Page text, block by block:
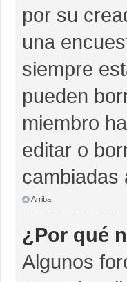
por su
una
siempre
pueden
miembro
editar o
cambiadas
Arriba
¿Por qué
Algunos